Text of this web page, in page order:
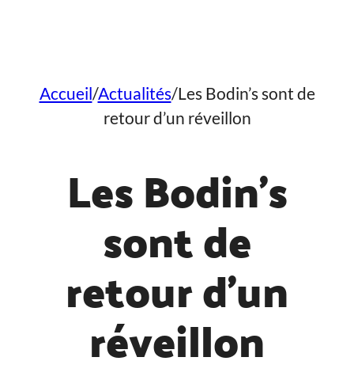
Accueil/Actualités/Les Bodin’s sont de
retour d’un réveillon
Les Bodin’s
sont de
retour d’un
réveillon